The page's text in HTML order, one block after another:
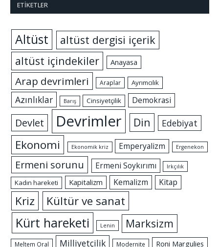
ETIKETLER
Altüst
altüst dergisi içerik
altüst içindekiler
Anayasa
Arap devrimleri Araplar Ayrımcılık
Azınlıklar Barış Cinsiyetçilik Demokrasi
Devlet Devrimler Din Edebiyat
Ekonomi Ekonomik kriz Emperyalizm Ergenekon
Ermeni sorunu Ermeni Soykırımı Irkçılık
Kadın hareketi Kapitalizm Kemalizm Kitap
Kriz Kültür ve sanat
Kürt hareketi Lenin Marksizm
Meltem Oral Milliyetçilik Modernite Roni Margulies